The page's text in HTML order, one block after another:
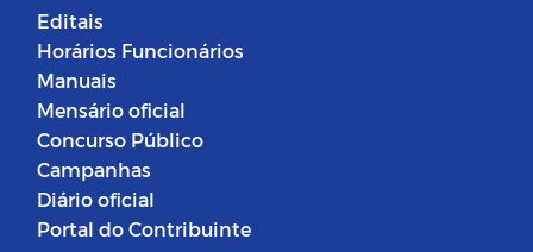
Editais
Horários Funcionários
Manuais
Mensário oficial
Concurso Público
Campanhas
Diário oficial
Portal do Contribuinte